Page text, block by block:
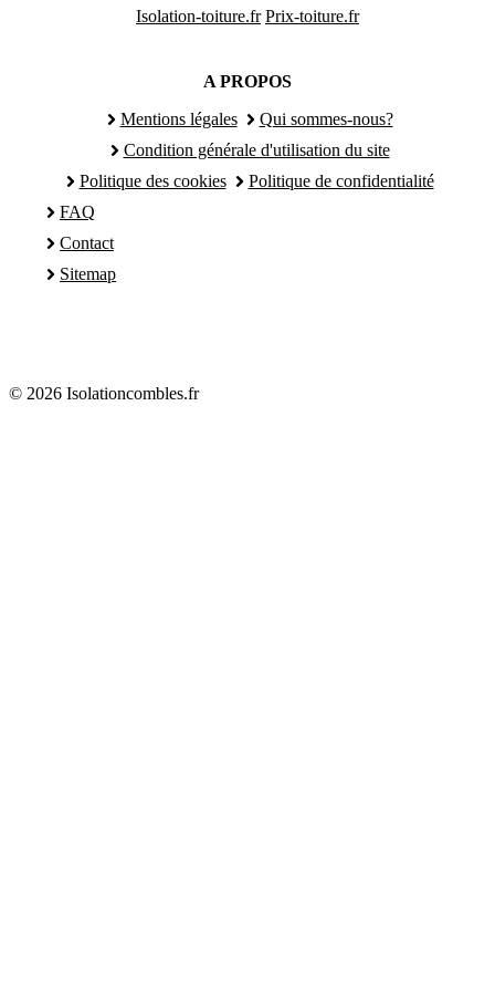
Isolation-toiture.fr Prix-toiture.fr
A PROPOS
Mentions légales
Qui sommes-nous?
Condition générale d'utilisation du site
Politique des cookies
Politique de confidentialité
FAQ
Contact
Sitemap
© 2026 Isolationcombles.fr